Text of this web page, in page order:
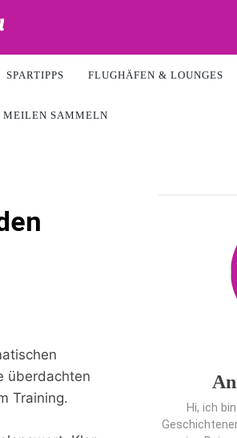
SPARTIPPS FLUGHÄFEN & LOUNGES
MEILEN SAMMELN
überdachten
Training.
Hi, ich